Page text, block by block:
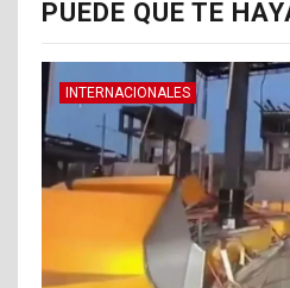
PUEDE QUE TE
INTERNACIONALES